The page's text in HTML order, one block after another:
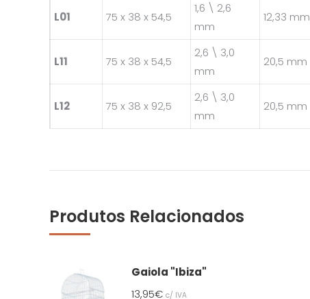
L01 75 x 38 x 54,5
1,6 \ 2,6
mm
12,33 mm
L11 75 x 38 x 54,5
2,6 \ 3,0
mm
20,5 mm
L12 75 x 38 x 92,5
2,6 \ 3,0
mm
20,5 mm
Produtos Relacionados
Gaiola "Ibiza"
13,95€ c/ IVA